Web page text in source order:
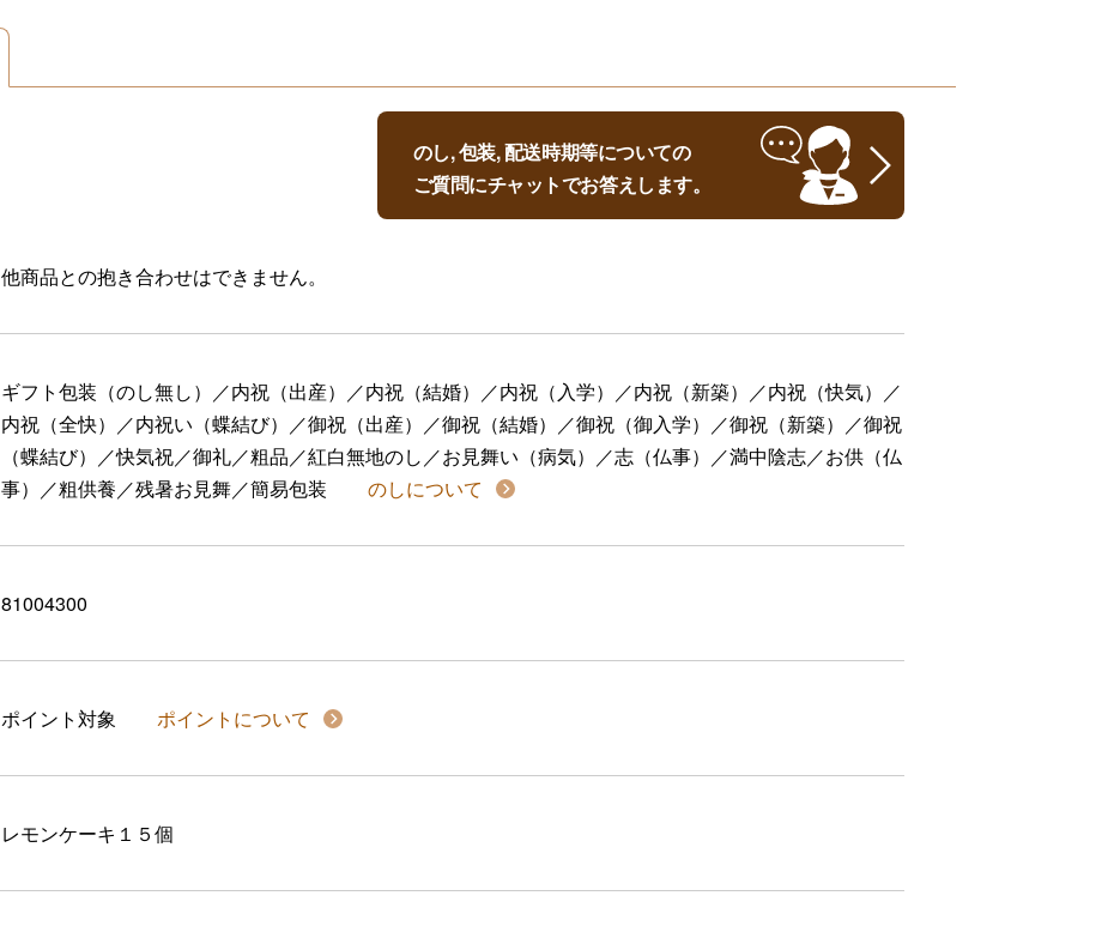
のし, 包装, 配送時期等についての
ご質問にチャットでお答えします。
他商品との抱き合わせはできません。
ギフト包装（のし無し）／内祝（出産）／内祝（結婚）／内祝（入学）／内祝（新築）／内祝（快気）／
内祝（全快）／内祝い（蝶結び）／御祝（出産）／御祝（結婚）／御祝（御入学）／御祝（新築）／御祝
（蝶結び）／快気祝／御礼／粗品／紅白無地のし／お見舞い（病気）／志（仏事）／満中陰志／お供（仏
事）／粗供養／残暑お見舞／簡易包装
のしについて
81004300
ポイント対象 ポイントについて
レモンケーキ１５個